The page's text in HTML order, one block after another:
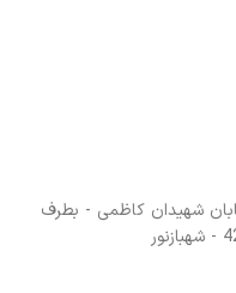
شهیدان کاظمی - بطرف